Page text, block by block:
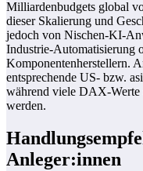
Milliardenbudgets global
dieser Skalierung und
jedoch von Nischen-KI-
Industrie-Automatisierung
Komponentenherstellern.
entsprechende US- bzw.
während viele DAX-Werte
werden.
Anleger:innen